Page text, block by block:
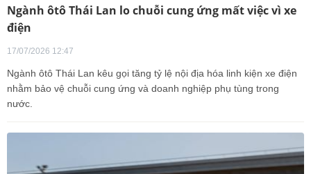
Ngành ôtô Thái Lan lo chuỗi cung ứng mất việc vì xe
điện
17/07/2026 12:47
Ngành ôtô Thái Lan kêu gọi tăng tỷ lệ nội địa hóa linh kiện xe điện
nhằm bảo vệ chuỗi cung ứng và doanh nghiệp phụ tùng trong
nước.